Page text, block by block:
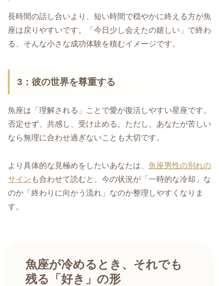
長時間の話し合いより、短い時間で穏やかに終える方が魚
座は戻りやすいです。「今日少し会えたの嬉しい」で終わ
る、そんな小さな成功体験を積むイメージです。
3：彼の世界を尊重する
魚座は「理解される」ことで愛が復活しやすい星座です。
否定せず、共感し、受け止める。ただし、あなたが苦しい
なら無理に合わせ過ぎないことも大切です。
より具体的な見極めをしたいあなたは、 魚座男性の別れの
サイン も合わせて読むと、今の状況が「一時的な冷却」な
のか「終わりに向かう流れ」なのか整理しやすくなりま
す。
魚座が冷めるとき、それでも
残る「好き」の形